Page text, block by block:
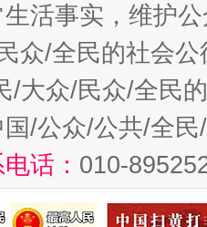
活事实，维护
众/全民的社会公
/大众/民众/全民
国/公众/公共/全
话： 010-